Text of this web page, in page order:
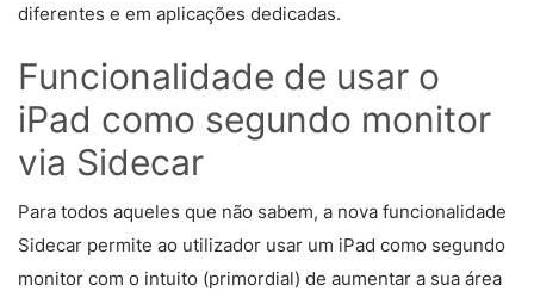
diferentes e em aplicações dedicadas.
Funcionalidade de usar o
iPad como segundo monitor
via Sidecar
Para todos aqueles que não sabem, a nova funcionalidade
Sidecar permite ao utilizador usar um iPad como segundo
monitor com o intuito (primordial) de aumentar a sua área